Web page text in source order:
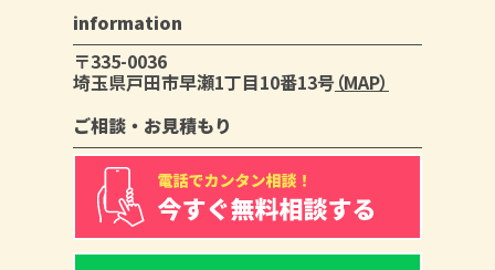
information
〒335-0036
埼玉県戸田市早瀬1丁目10番13号（MAP）
ご相談・お見積もり